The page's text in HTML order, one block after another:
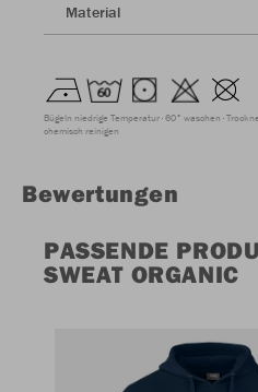
Material
Bügeln niedrige Temperatur 60° waschen
chemisch reinigen
Bewertungen
PASSENDE
SWEAT ORGANIC